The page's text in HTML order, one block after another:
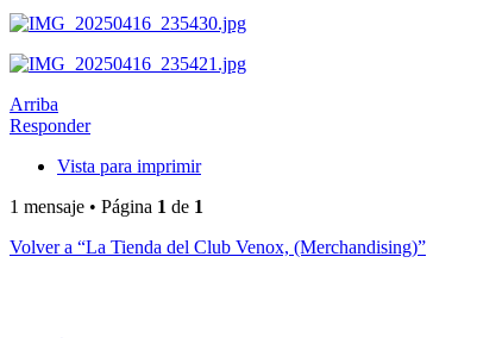
Arriba
Responder
Vista para imprimir
1 mensaje • Página 1 de 1
Volver a “La Tienda del Club Venox, (Merchandising)”